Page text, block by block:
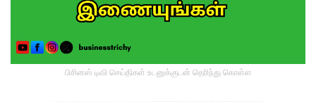
பிசினஸ் டிவி செய்திகள் உடனுக்குடன் தெரிந்து கொள்ள